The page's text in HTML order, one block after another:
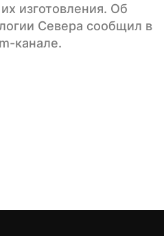
изготовления. Об
Севера сообщил в
канале.